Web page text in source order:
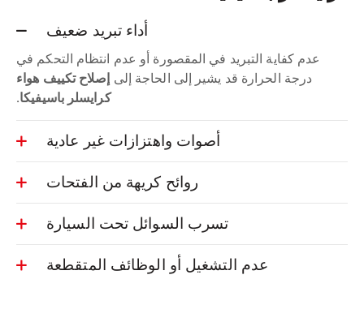
أداء تبريد ضعيف
عدم كفاية التبريد في المقصورة أو عدم انتظام التحكم في
درجة الحرارة قد يشير إلى الحاجة إلى إصلاح تكييف هواء
كرايسلر باسيفيكا.
أصوات واهتزازات غير عادية
روائح كريهة من الفتحات
تسرب السوائل تحت السيارة
عدم التشغيل أو الوظائف المتقطعة